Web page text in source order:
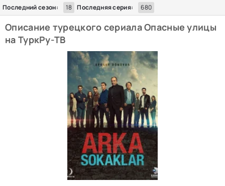
Последний сезон:
18 Последняя серия: 680
Описание турецкого сериала Опасные улицы
на ТуркРу-ТВ